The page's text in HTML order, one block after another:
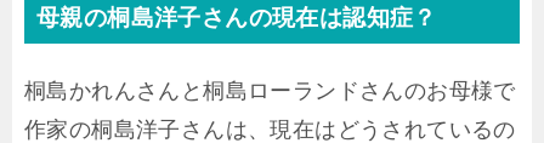
母親の桐島洋子さんの現在は認知症？
桐島かれんさんと桐島ローランドさんのお母様で
作家の桐島洋子さんは、現在はどうされているの